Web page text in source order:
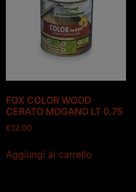
FOX COLOR WOOD
CERATO MOGANO LT 0.75
€12.00
Aggiungi al carrello